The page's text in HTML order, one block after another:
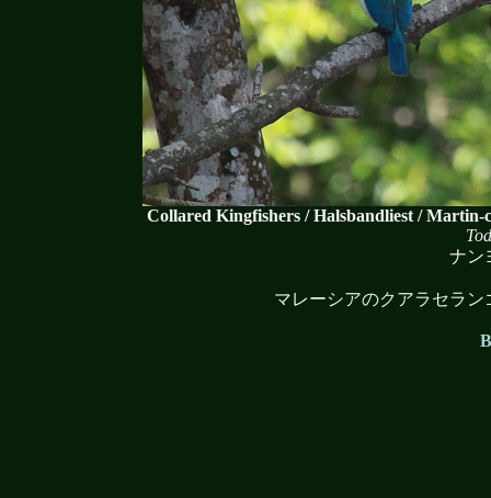
Collared Kingfishers / Halsbandliest / Martin-
ナ
マレーシアのクアラセラ